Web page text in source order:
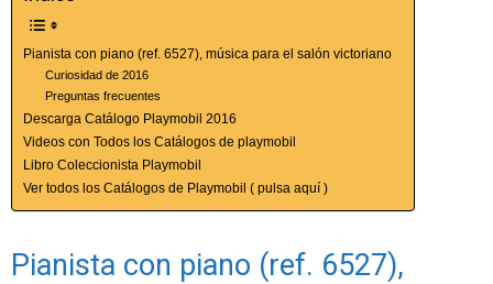
Pianista con piano (ref. 6527), música para el salón victoriano
Curiosidad de 2016
Preguntas frecuentes
Descarga Catálogo Playmobil 2016
Videos con Todos los Catálogos de playmobil
Libro Coleccionista Playmobil
Ver todos los Catálogos de Playmobil ( pulsa aquí )
Pianista con piano (ref. 6527),